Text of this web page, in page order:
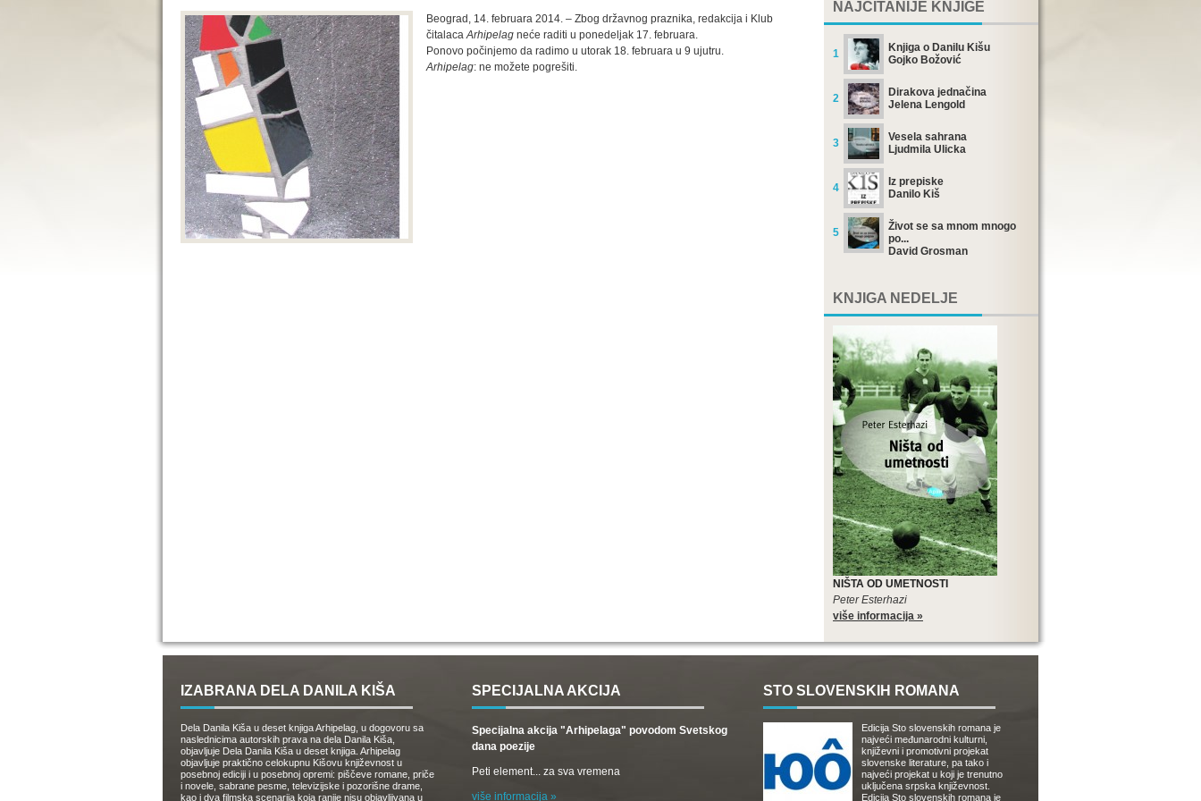
Beograd, 14. februara 2014. – Zbog državnog praznika, redakcija i Klub
čitalacaArhipelag neće raditi u ponedeljak 17. februara.
Ponovo počinjemo da radimo u utorak 18. februara u 9 ujutru.
Arhipelag: ne možete pogrešiti.
NAJČITANIJE KNJIGE
1
Knjiga o Danilu Kišu
Gojko Božović
2
Dirakova jednačina
Jelena Lengold
3
Vesela sahrana
Ljudmila Ulicka
4
Iz prepiske
Danilo Kiš
5
Život se sa mnom mnogo
po...
David Grosman
KNJIGA NEDELJE
NIŠTA OD UMETNOSTI
Peter Esterhazi
više informacija »
IZABRANA DELA DANILA KIŠA
Dela Danila Kiša u deset knjiga Arhipelag, u dogovoru sa
naslednicima autorskih prava na dela Danila Kiša,
objavljuje Dela Danila Kiša u deset knjiga. Arhipelag
objavljuje praktično celokupnu Kišovu književnost u
posebnoj ediciji i u posebnoj opremi: piščeve romane, priče
i novele, sabrane pesme, televizijske i pozorišne drame,
kao i dva filmska scenarija koja ranije nisu objavljivana u
SPECIJALNA AKCIJA
Specijalna akcija "Arhipelaga" povodom Svetskog
dana poezije
Peti element... za sva vremena
više informacija »
STO SLOVENSKIH ROMANA
Edicija Sto slovenskih romana je
najveći međunarodni kulturni,
književni i promotivni projekat
slovenske literature, pa tako i
najveći projekat u koji je trenutno
uključena srpska književnost.
Edicija Sto slovenskih romana je